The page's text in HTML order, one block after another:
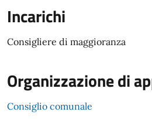
Incarichi
Consigliere di maggioranza
Organizzazione di
Consiglio comunale